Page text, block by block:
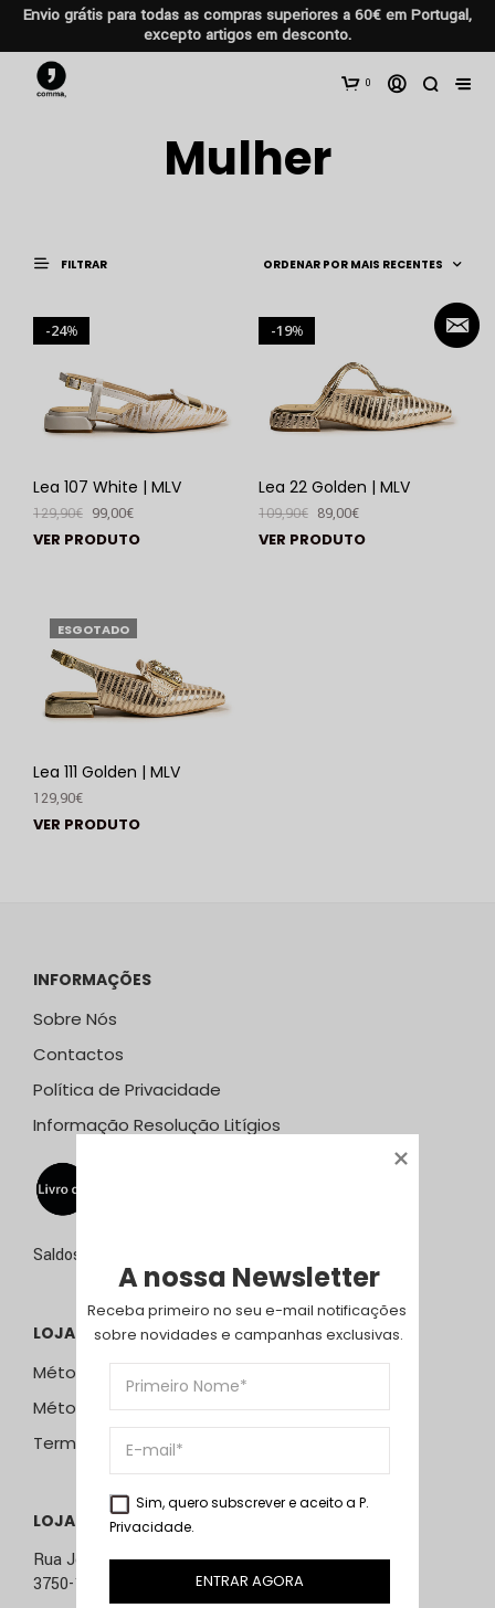
Envio grátis para todas as compras superiores a 60€ em Portugal,
excepto artigos em desconto.
0
Mulher
FILTRAR
%
24
Lea 107 White | MLV
129,90€ 99,00€
VER PRODUTO
%
19
Lea 22 Golden | MLV
109,90€ 89,00€
VER PRODUTO
ESGOTADO
Lea 111 Golden | MLV
129,90€
VER PRODUTO
INFORMAÇÕES
Sobre Nós
Contactos
Política de Privacidade
Informação Resolução Litígios
Saldos de 15 de julho a 15 de setembro de 2026
LOJA ONLINE
Métodos e Custos de Envio
Métodos de Pagamento
Termos & Condições
LOJA ÁGUEDA
Rua José Sucena, 231
3750-157 Águeda
A nossa Newsletter
Receba primeiro no seu e-mail notificações
sobre novidades e campanhas exclusivas.
Sim, quero subscrever e aceito a P.
Privacidade.
ENTRAR AGORA